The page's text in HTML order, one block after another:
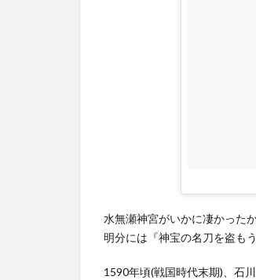
水無瀬神宮がいかに凄かった
明分には『神宝の名刀を盗も
1590年頃(戦国時代末期)、石